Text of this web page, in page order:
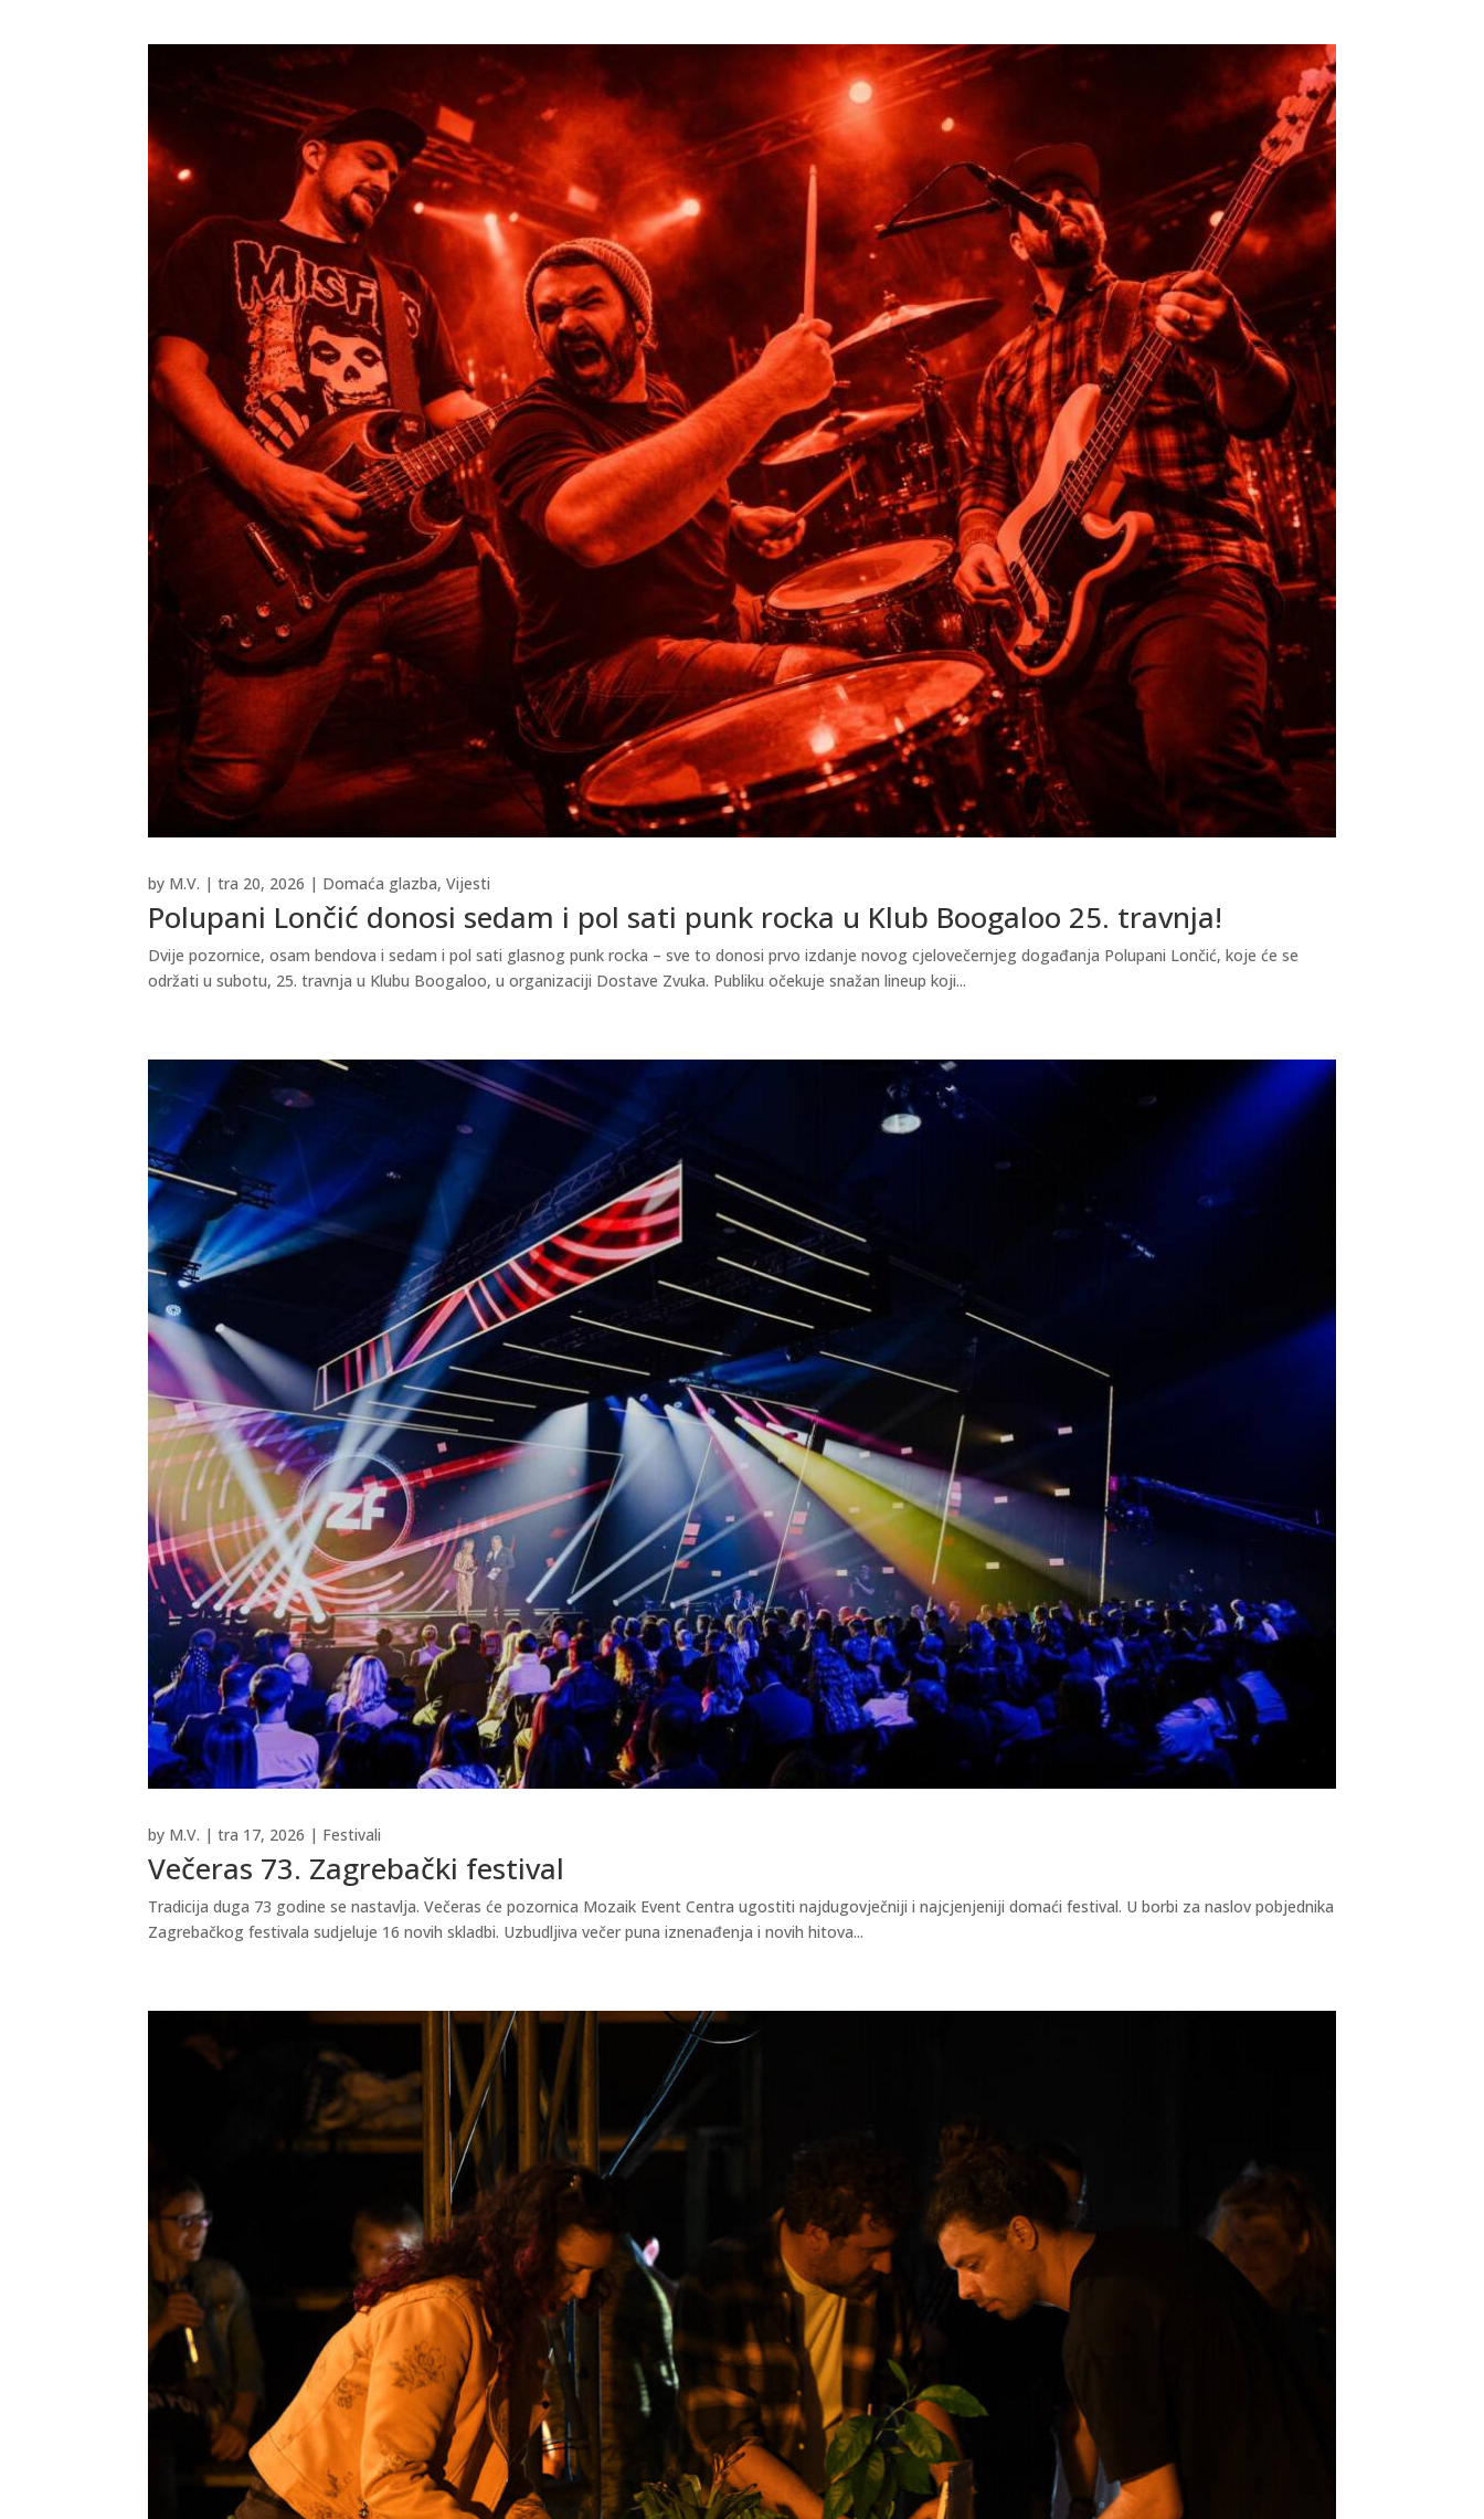
Polupani Lončić donosi sedam i pol sati punk rocka u Klub Boogaloo 25. travnja!
by M.V. |tra 20, 2026 | Domaća glazba,Vijesti
Dvije pozornice, osam bendova i sedam i pol sati glasnog punk rocka – sve to donosi prvo izdanje novog cjelovečernjeg događanja Polupani Lončić, koje će se
održati u subotu, 25. travnja u Klubu Boogaloo, u organizaciji Dostave Zvuka. Publiku očekuje snažan lineup koji...
Večeras 73. Zagrebački festival
by M.V. |tra 17, 2026 | Festivali
Tradicija duga 73 godine se nastavlja. Večeras će pozornica Mozaik Event Centra ugostiti najdugovječniji i najcjenjeniji domaći festival. U borbi za naslov pobjednika
Zagrebačkog festivala sudjeluje 16 novih skladbi. Uzbudljiva večer puna iznenađenja i novih hitova...